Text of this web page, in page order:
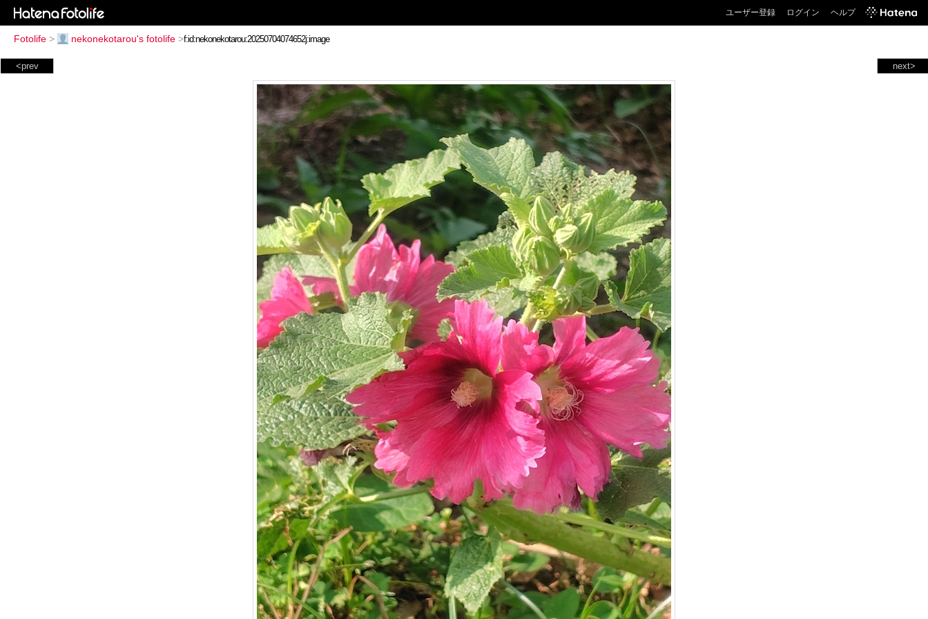
ユーザー登録 ログイン ヘルプ
Fotolife > nekonekotarou's fotolife >
next>
<prev